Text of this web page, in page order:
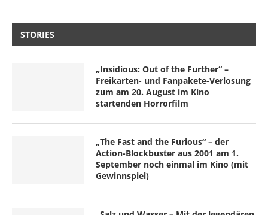
STORIES
„Insidious: Out of the Further“ –
Freikarten- und Fanpakete-Verlosung
zum am 20. August im Kino
startenden Horrorfilm
„The Fast and the Furious“ – der
Action-Blockbuster aus 2001 am 1.
September noch einmal im Kino (mit
Gewinnspiel)